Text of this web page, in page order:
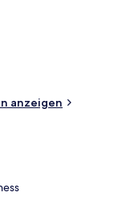
Anwendungen
6 Restaurants,
Stil 8
Kinderclub.
Personal.
anzeigen